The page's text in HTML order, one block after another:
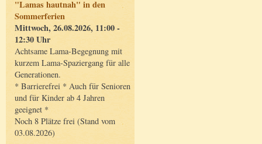
"Lamas hautnah" in den
Sommerferien
Mittwoch, 26.08.2026, 11:00 -
12:30 Uhr
Achtsame Lama-Begegnung mit
kurzem Lama-Spaziergang für alle
Generationen.
* Barrierefrei * Auch für Senioren
und für Kinder ab 4 Jahren
geeignet *
Noch 8 Plätze frei (Stand vom
03.08.2026)